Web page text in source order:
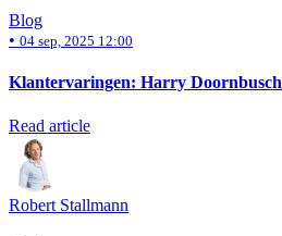
Blog
• 04 sep, 2025 12:00
Klantervaringen: Harry Doornbusch
Read article
Robert Stallmann